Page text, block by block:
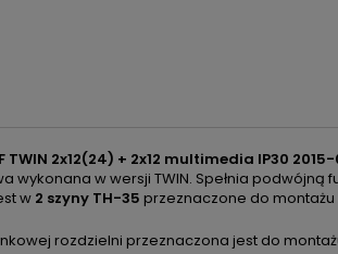
TWIN 2x12(24) + 2x12 multimedia IP30
wykonana w wersji TWIN. Spełnia
w 2 szyny TH-35 przeznaczone do montażu
rozdzielni przeznaczona jest do